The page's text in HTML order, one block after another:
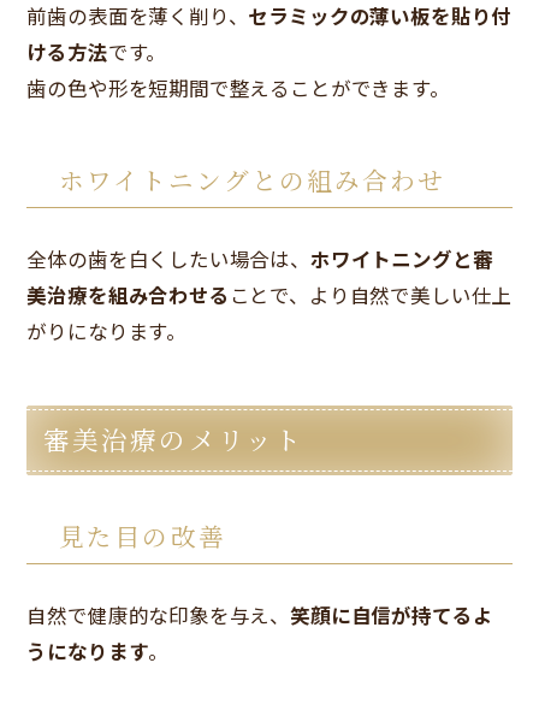
前歯の表面を薄く削り、 セラミックの薄い板を貼り付
ける方法です。
歯の色や形を短期間で整えることができます。
ホワイトニングとの組み合わせ
全体の歯を白くしたい場合は、 ホワイトニングと審
美治療を組み合わせる ことで、より自然で美しい仕上
がりになります。
審美治療のメリット
見た目の改善
自然で健康的な印象を与え、笑顔に自信が持てるよ
うになります。